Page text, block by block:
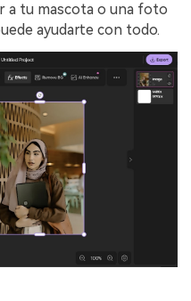
a tu mascota o una foto
ayudarte con todo.